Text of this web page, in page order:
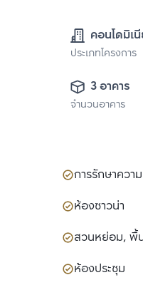
คอนโดมิเ
ประเภทโครงการ
3 อาคาร
จำนวนอาคาร
การรักษาควา
ห้องซาวน่า
สวนหย่อม, พื้
ห้องประชุม